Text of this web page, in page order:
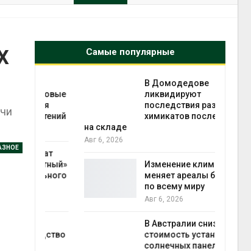
Самые популярные
В Домодедове
ликвидируют
последствия разлива
химикатов после пожара
на складе
Авг 6, 2026
Изменение климата
меняет ареалы бабочек
по всему миру
Авг 6, 2026
В Австралии снизят
стоимость установки
солнечных панелей для